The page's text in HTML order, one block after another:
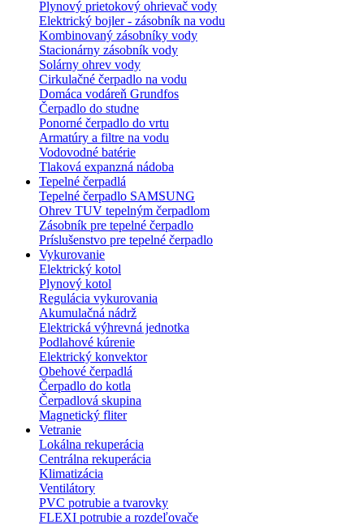
Plynový prietokový ohrievač vody
Elektrický bojler - zásobník na vodu
Kombinovaný zásobníky vody
Stacionárny zásobník vody
Solárny ohrev vody
Cirkulačné čerpadlo na vodu
Domáca vodáreň Grundfos
Čerpadlo do studne
Ponorné čerpadlo do vrtu
Armatúry a filtre na vodu
Vodovodné batérie
Tlaková expanzná nádoba
Tepelné čerpadlá
Tepelné čerpadlo SAMSUNG
Ohrev TUV tepelným čerpadlom
Zásobník pre tepelné čerpadlo
Príslušenstvo pre tepelné čerpadlo
Vykurovanie
Elektrický kotol
Plynový kotol
Regulácia vykurovania
Akumulačná nádrž
Elektrická výhrevná jednotka
Podlahové kúrenie
Elektrický konvektor
Obehové čerpadlá
Čerpadlo do kotla
Čerpadlová skupina
Magnetický fliter
Vetranie
Lokálna rekuperácia
Centrálna rekuperácia
Klimatizácia
Ventilátory
PVC potrubie a tvarovky
FLEXI potrubie a rozdeľovače